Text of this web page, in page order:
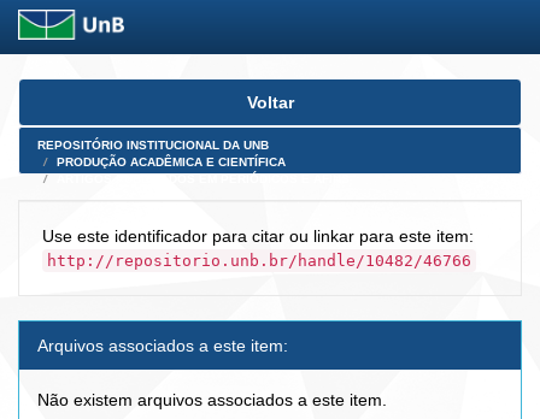
Skip
Voltar
REPOSITÓRIO INSTITUCIONAL DA UNB
PRODUÇÃO ACADÊMICA E CIENTÍFICA
Use este identificador para citar ou linkar para este item:
http://repositorio.unb.br/handle/10482/46766
Arquivos associados a este item:
Não existem arquivos associados a este item.